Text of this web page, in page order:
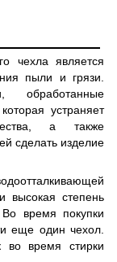
чехла является
пыли и грязи.
обработанные
устраняет
а также
сделать изделие
высокая степень
время покупки
еще один чехол.
во время стирки